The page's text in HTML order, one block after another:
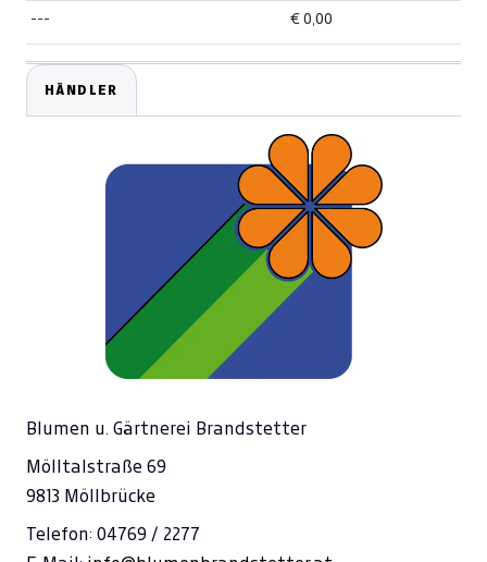
--- € 0,00
HÄNDLER
Blumen u. Gärtnerei Brandstetter
Mölltalstraße 69
9813 Möllbrücke
Telefon: 04769 / 2277